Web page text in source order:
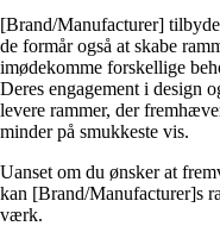
[Brand/Manufacturer]
de formår også at skabe
imødekomme forskellige
Deres engagement i design
levere rammer, der
minder på smukkeste vis.
Uanset om du ønsker at
kan [Brand/Manufacturer]s
værk.